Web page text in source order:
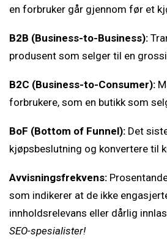
en forbruker går gjennom før et
B2B (Business-to-Business):
produsent som selger til en
B2C (Business-to-Consumer):
forbrukere, som en butikk som
BoF (Bottom of Funnel): Det
kjøpsbeslutning og konvertere til
Avvisningsfrekvens:
som indikerer at de ikke
innholdsrelevans eller dårlig
SEO-spesialister!